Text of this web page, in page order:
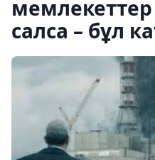
мемлекеттер
салса – бұл